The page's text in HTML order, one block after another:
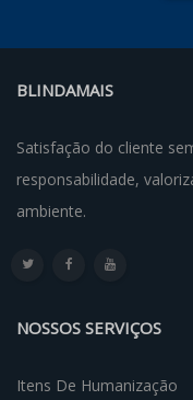
BLINDAMAIS
Satisfação do cliente
responsabilidade,
ambiente.
NOSSOS SERVIÇOS
Itens De Humanização